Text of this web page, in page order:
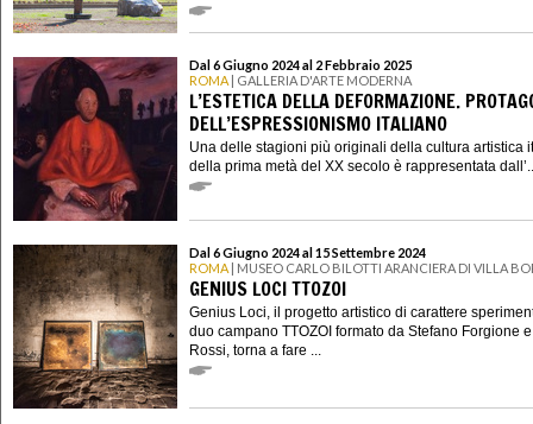
Dal 6 Giugno 2024 al 2 Febbraio 2025
ROMA | GALLERIA D'ARTE MODERNA
L’ESTETICA DELLA DEFORMAZIONE.
DELL’ESPRESSIONISMO ITALIANO
Una delle stagioni più originali della cultura artistica
della prima metà del XX secolo è rappresentata
Dal 6 Giugno 2024 al 15 Settembre 2024
ROMA | MUSEO CARLO BILOTTI ARANCIERA DI VILLA
GENIUS LOCI TTOZOI
Genius Loci, il progetto artistico di carattere
duo campano TTOZOI formato da Stefano Forgione
Rossi, torna a fare ...